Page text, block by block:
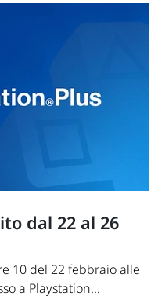
dal 22 al 26
10 del 22 febbraio alle
a Playstation...